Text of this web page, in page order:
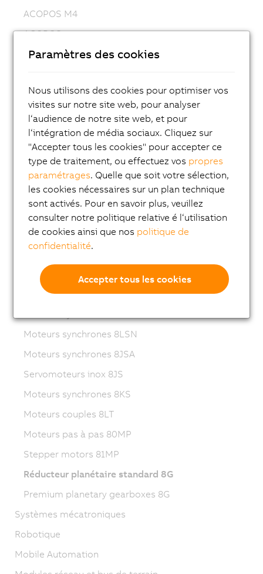
ACOPOS M4
ACOPOS
ACOPOS P3
ACOPOSremote
ACOPOSmotor
Variable frequency drives (VFD)
8LS-4 synchronous motors
8MS-4 synchronous motors
ACOPOSmotor Compact
Servomoteurs 8WSA
Motoréducteurs 8WSB
Motoréducteurs 8LVB
Moteurs synchrones 8LWA
Moteurs synchrones 8LSN
Moteurs synchrones 8JSA
Servomoteurs inox 8JS
Moteurs synchrones 8KS
Moteurs couples 8LT
Moteurs pas à pas 80MP
Stepper motors 81MP
Réducteur planétaire standard 8G
Premium planetary gearboxes 8G
Systèmes mécatroniques
Robotique
Mobile Automation
Paramètres des cookies
Nous utilisons des cookies pour optimiser vos
visites sur notre site web, pour analyser
l‘audience de notre site web, et pour
l‘intégration de média sociaux. Cliquez sur
"Accepter tous les cookies" pour accepter ce
type de traitement, ou effectuez vos propres
paramétrages. Quelle que soit votre sélection,
les cookies nécessaires sur un plan technique
sont activés. Pour en savoir plus, veuillez
consulter notre politique relative é l‘utilisation
de cookies ainsi que nos politique de
confidentialité.
Accepter tous les cookies